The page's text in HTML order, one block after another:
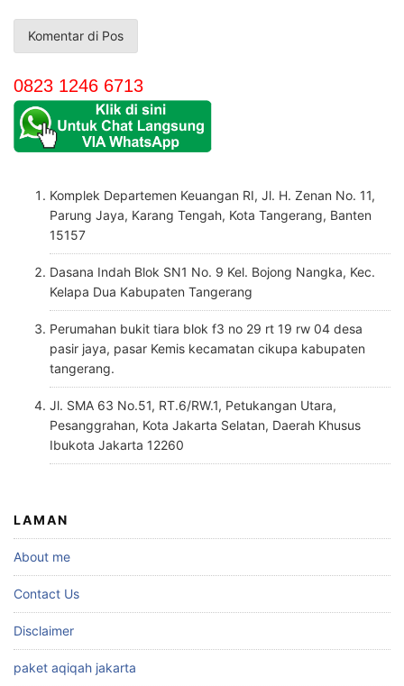
0823 1246 6713
Komplek Departemen Keuangan RI, Jl. H. Zenan No. 11,
Parung Jaya, Karang Tengah, Kota Tangerang, Banten
15157
Dasana Indah Blok SN1 No. 9 Kel. Bojong Nangka, Kec.
Kelapa Dua Kabupaten Tangerang
Perumahan bukit tiara blok f3 no 29 rt 19 rw 04 desa
pasir jaya, pasar Kemis kecamatan cikupa kabupaten
tangerang.
Jl. SMA 63 No.51, RT.6/RW.1, Petukangan Utara,
Pesanggrahan, Kota Jakarta Selatan, Daerah Khusus
Ibukota Jakarta 12260
LAMAN
About me
Contact Us
Disclaimer
paket aqiqah jakarta